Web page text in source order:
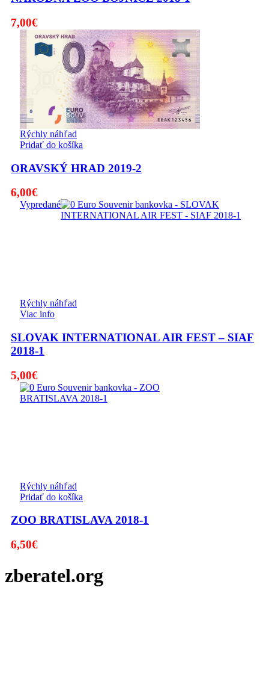
7,00€
Rýchly náhľad
Pridať do košíka
ORAVSKÝ HRAD 2019-2
6,00€
Vypredané
Rýchly náhľad
Viac info
SLOVAK INTERNATIONAL AIR FEST – SIAF
2018-1
5,00€
Rýchly náhľad
Pridať do košíka
ZOO BRATISLAVA 2018-1
6,50€
zberatel.org